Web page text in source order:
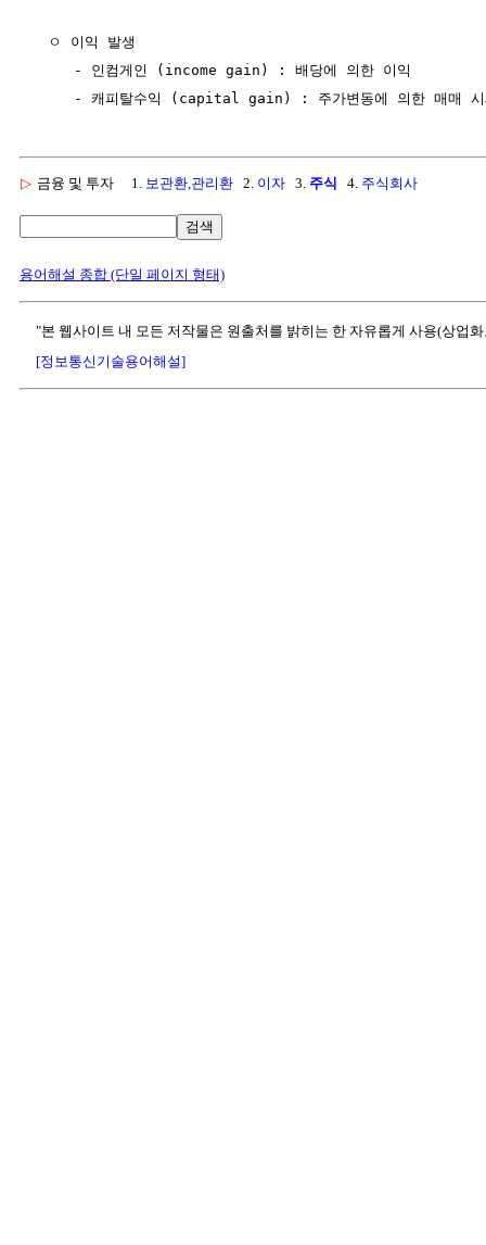
  ㅇ 이익 발생
     - 인컴게인 (income gain) : 배당에 의한 이익
▷ 금융 및 투자 1. 보관환,관리환 2. 이자 3. 주식 4. 주식회사
검색
용어해설 종합 (단일 페이지 형태)
"본 웹사이트 내 모든 저작물은 원출처를 밝히는 한 자유롭게 사용(상업
[정보통신기술용어해설]